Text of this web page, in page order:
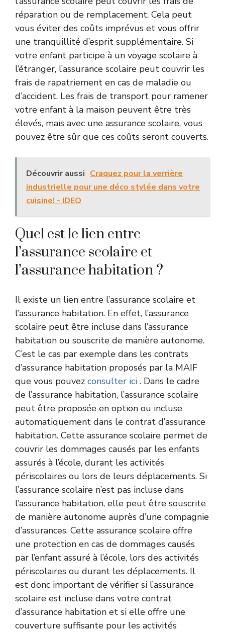
réparation ou de remplacement. Cela peut
vous éviter des coûts imprévus et vous offrir
une tranquillité d’esprit supplémentaire. Si
votre enfant participe à un voyage scolaire à
l’étranger, l’assurance scolaire peut couvrir les
frais de rapatriement en cas de maladie ou
d’accident. Les frais de transport pour ramener
votre enfant à la maison peuvent être très
élevés, mais avec une assurance scolaire, vous
pouvez être sûr que ces coûts seront couverts.
Découvrir aussi Craquez pour la verrière
industrielle pour une déco stylée dans votre
cuisine! - IDEO
Quel est le lien entre
l’assurance scolaire et
l’assurance habitation ?
Il existe un lien entre l’assurance scolaire et
l’assurance habitation. En effet, l’assurance
scolaire peut être incluse dans l’assurance
habitation ou souscrite de manière autonome.
C’est le cas par exemple dans les contrats
d’assurance habitation proposés par la MAIF
que vous pouvez consulter ici . Dans le cadre
de l’assurance habitation, l’assurance scolaire
peut être proposée en option ou incluse
automatiquement dans le contrat d’assurance
habitation. Cette assurance scolaire permet de
couvrir les dommages causés par les enfants
assurés à l’école, durant les activités
périscolaires ou lors de leurs déplacements. Si
l’assurance scolaire n’est pas incluse dans
l’assurance habitation, elle peut être souscrite
de manière autonome auprès d’une compagnie
d’assurances. Cette assurance scolaire offre
une protection en cas de dommages causés
par l’enfant assuré à l’école, lors des activités
périscolaires ou durant les déplacements. Il
est donc important de vérifier si l’assurance
scolaire est incluse dans votre contrat
d’assurance habitation et si elle offre une
couverture suffisante pour les activités